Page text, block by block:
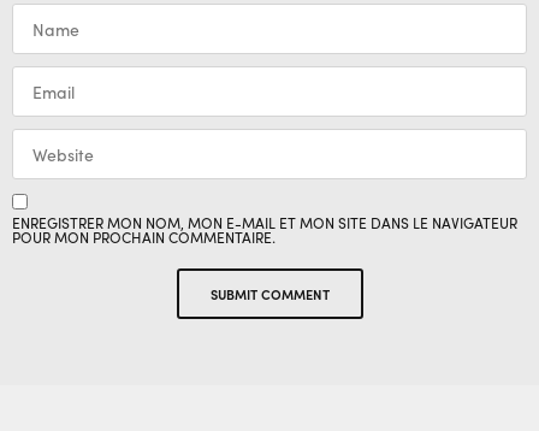
ENREGISTRER MON NOM, MON E-MAIL ET MON SITE DANS LE NAVIGATEUR
POUR MON PROCHAIN COMMENTAIRE.